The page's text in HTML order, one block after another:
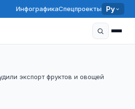
ИнфографикаСпецпроекты Ру
экспорт фруктов и овощей